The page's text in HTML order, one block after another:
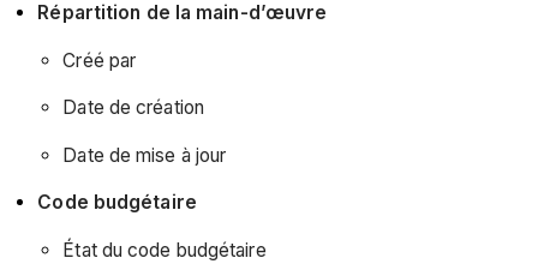
Répartition de la main-d’œuvre
Créé par
Date de création
Date de mise à jour
Code budgétaire
État du code budgétaire